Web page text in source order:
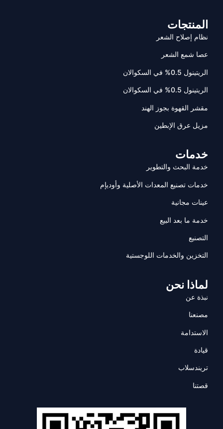
المنتجات
نظام إصلاح الشعر
عصا شمع الشعر
الريتينول 0.5% في السكوالان
الريتينول 0.5% في السكوالان
مقشر القهوة بجوز الهند
مزيل عرق الإبطين
خدمات
خدمة البحث والتطوير
خدمات تصنيع المعدات الأصلية وأوديإم
عينات مجانية
خدمة ما بعد البيع
التصنيع
التخزين والخدمات اللوجستية
لماذا نحن
نبذة عن
مصنعنا
الاستدامة
قيادة
تريندسلاب
قصتنا